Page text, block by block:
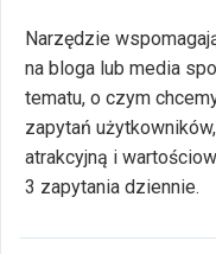
Narzędzie
na bloga lub media
tematu, o czym
zapytań
atrakcyjną i
3 zapytania dziennie.